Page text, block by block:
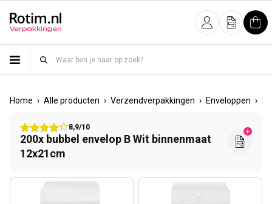
InloggenOfferte
Home › Alle producten › Verzendverpakkingen › Enveloppen ›
8,9/10
200x bubbel envelop B Wit binnenmaat
12x21cm